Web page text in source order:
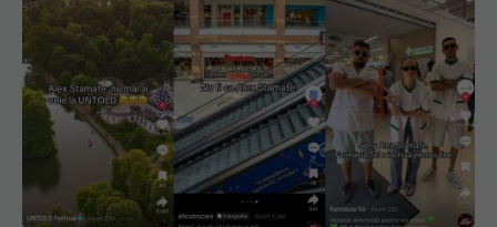
TikTok. Psiholog: Ce efecte poate avea umilința
publică asupra sănătății psihice